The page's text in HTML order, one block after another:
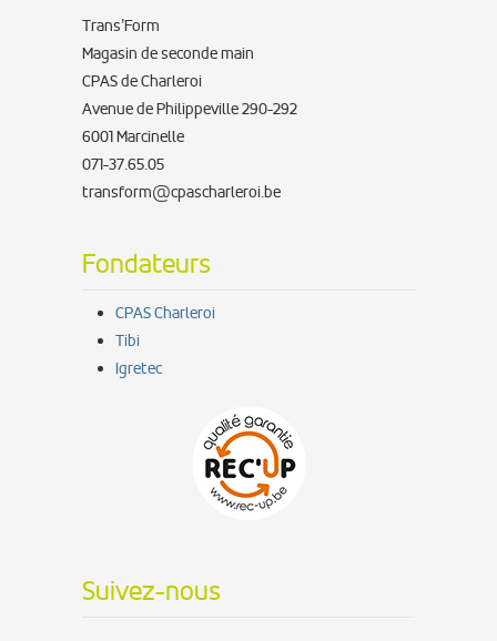
Trans’Form
Magasin de seconde main
CPAS de Charleroi
Avenue de Philippeville 290-292
6001 Marcinelle
071-37.65.05
transform@cpascharleroi.be
Fondateurs
CPAS Charleroi
Tibi
Igretec
Suivez-nous